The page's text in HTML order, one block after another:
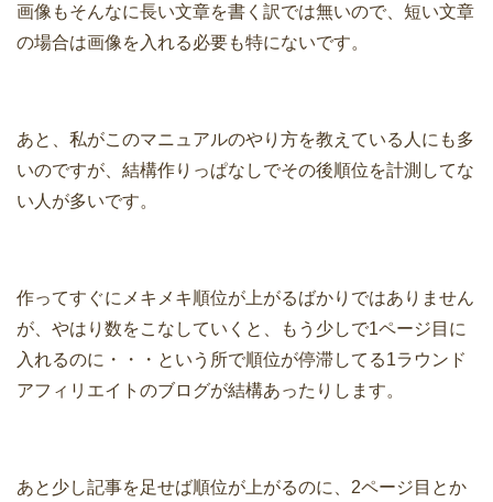
画像もそんなに長い文章を書く訳では無いので、短い文章
の場合は画像を入れる必要も特にないです。
あと、私がこのマニュアルのやり方を教えている人にも多
いのですが、結構作りっぱなしでその後順位を計測してな
い人が多いです。
作ってすぐにメキメキ順位が上がるばかりではありません
が、やはり数をこなしていくと、もう少しで1ページ目に
入れるのに・・・という所で順位が停滞してる1ラウンド
アフィリエイトのブログが結構あったりします。
あと少し記事を足せば順位が上がるのに、2ページ目とか